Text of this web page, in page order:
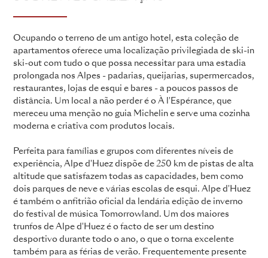
Ocupando o terreno de um antigo hotel, esta coleção de
apartamentos oferece uma localização privilegiada de ski-in
ski-out com tudo o que possa necessitar para uma estadia
prolongada nos Alpes - padarias, queijarias, supermercados,
restaurantes, lojas de esqui e bares - a poucos passos de
distância. Um local a não perder é o À l'Espérance, que
mereceu uma menção no guia Michelin e serve uma cozinha
moderna e criativa com produtos locais.
Perfeita para famílias e grupos com diferentes níveis de
experiência, Alpe d'Huez dispõe de 250 km de pistas de alta
altitude que satisfazem todas as capacidades, bem como
dois parques de neve e várias escolas de esqui. Alpe d'Huez
é também o anfitrião oficial da lendária edição de inverno
do festival de música Tomorrowland. Um dos maiores
trunfos de Alpe d'Huez é o facto de ser um destino
desportivo durante todo o ano, o que o torna excelente
também para as férias de verão. Frequentemente presente